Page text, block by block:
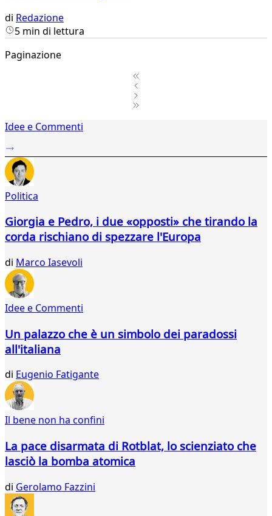
di Redazione
5 min di lettura
Paginazione
2Idee e Commenti
Politica
Giorgia e Pedro, i due «opposti» che tirando la
corda rischiano di spezzare l'Europa
di Marco Iasevoli
Idee e Commenti
Un palazzo che è un simbolo dei paradossi
all'italiana
di Eugenio Fatigante
Il bene non ha confini
La pace disarmata di Rotblat, lo scienziato che
lasciò la bomba atomica
di Gerolamo Fazzini